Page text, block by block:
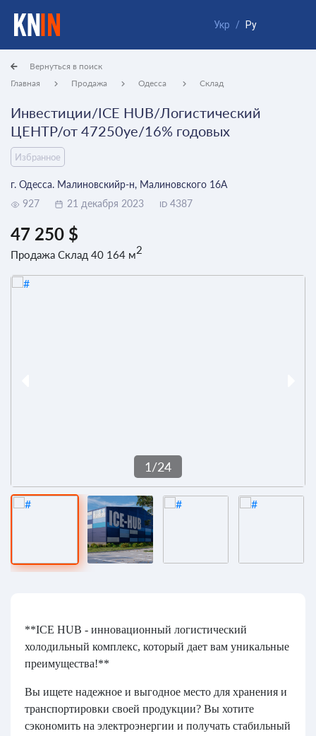
Укр / Ру
Главная Продажа Одесса Склад
Вернуться в поиск
Инвестиции/ICE HUB/Логистический
ЦЕНТР/от 47250уе/16% годовых
Избранное
г. Одесса. Малиновскийр-н, Малиновского 16А
927
21 декабря 2023 ID 4387
47 250 $
Продажа Склад 40 164 м2
1/24
**ICE HUB - инновационный логистический
холодильный комплекс, который дает вам уникальные
преимущества!**
Вы ищете надежное и выгодное место для хранения и
транспортировки своей продукции? Вы хотите
сэкономить на электроэнергии и получать стабильный